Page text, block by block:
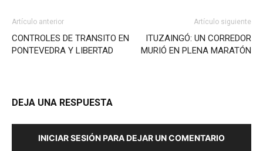
Artículo anterior
CONTROLES DE TRANSITO EN
PONTEVEDRA Y LIBERTAD
Artículo siguiente
ITUZAINGÓ: UN CORREDOR
MURIÓ EN PLENA MARATÓN
DEJA UNA RESPUESTA
INICIAR SESIÓN PARA DEJAR UN COMENTARIO